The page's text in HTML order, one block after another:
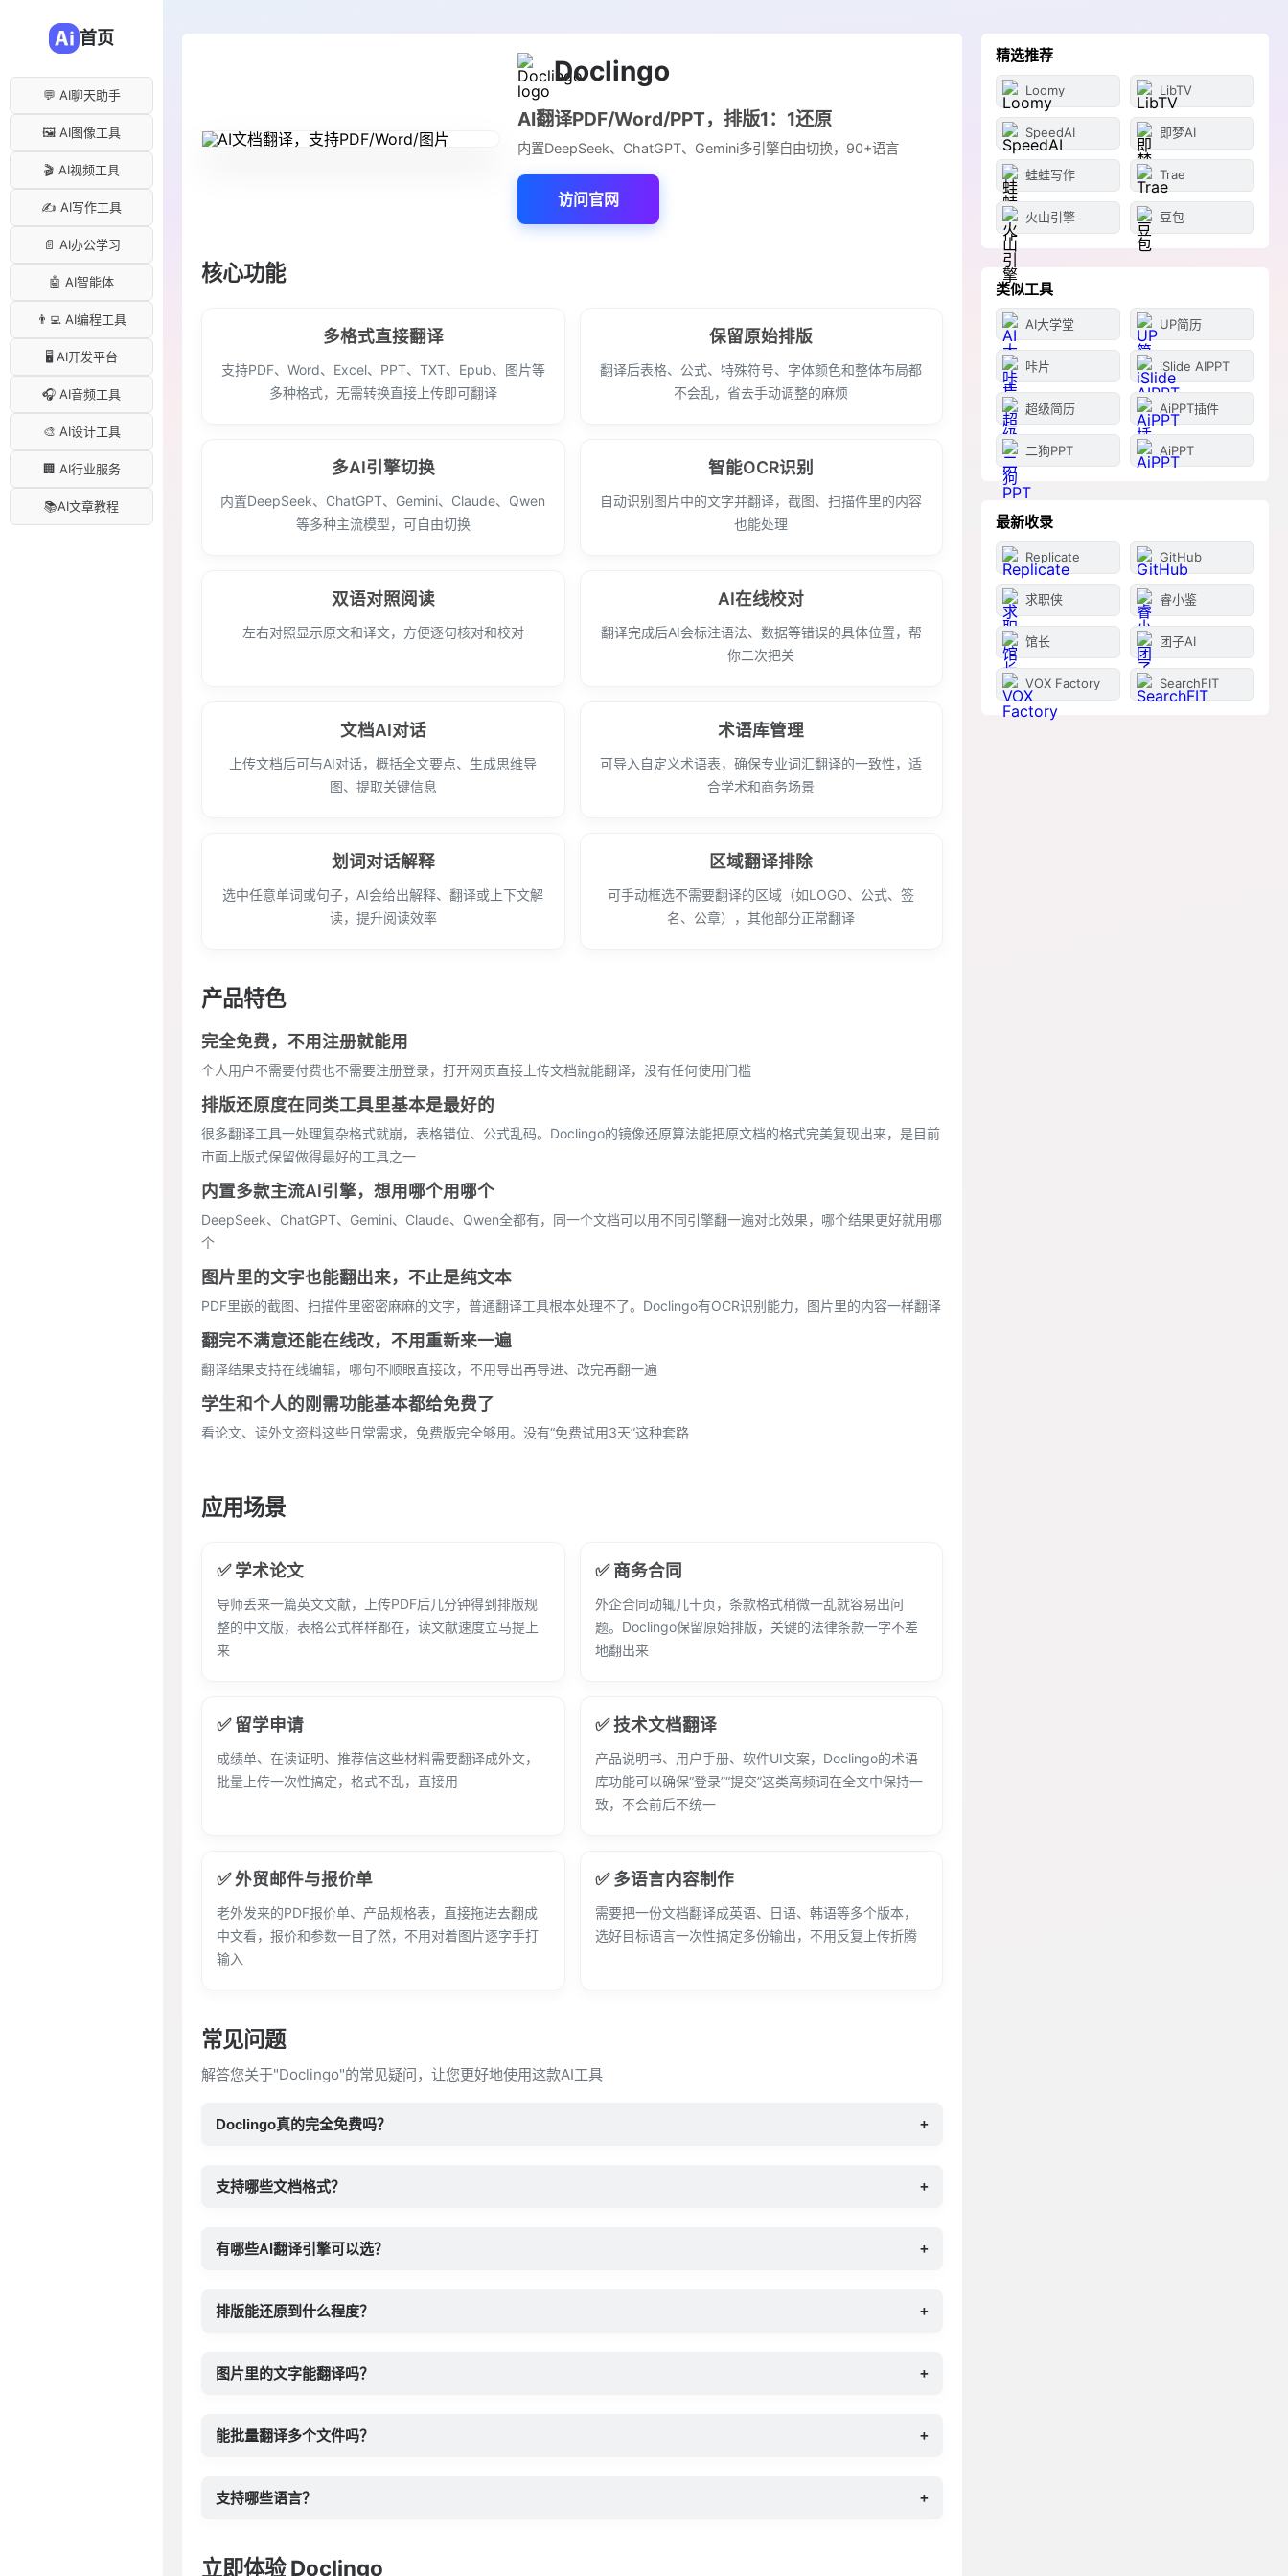
首页
💬 AI聊天助手
🖼️ AI图像工具
🎬 AI视频工具
✍️ AI写作工具
📄 AI办公学习
🤖 AI智能体
👨‍💻 AI编程工具
🖥️ AI开发平台
🎧 AI音频工具
🎨 AI设计工具
🏢 AI行业服务
📚AI文章教程
Doclingo
AI翻译PDF/Word/PPT，排版1：1还原
内置DeepSeek、ChatGPT、Gemini多引擎自由切换，90+语言
访问官网
核心功能
多格式直接翻译
支持PDF、Word、Excel、PPT、TXT、Epub、图片等
多种格式，无需转换直接上传即可翻译
保留原始排版
翻译后表格、公式、特殊符号、字体颜色和整体布局都
不会乱，省去手动调整的麻烦
多AI引擎切换
内置DeepSeek、ChatGPT、Gemini、Claude、Qwen
等多种主流模型，可自由切换
智能OCR识别
自动识别图片中的文字并翻译，截图、扫描件里的内容
也能处理
双语对照阅读
左右对照显示原文和译文，方便逐句核对和校对
AI在线校对
翻译完成后AI会标注语法、数据等错误的具体位置，帮
你二次把关
文档AI对话
上传文档后可与AI对话，概括全文要点、生成思维导
图、提取关键信息
术语库管理
可导入自定义术语表，确保专业词汇翻译的一致性，适
合学术和商务场景
划词对话解释
选中任意单词或句子，AI会给出解释、翻译或上下文解
读，提升阅读效率
区域翻译排除
可手动框选不需要翻译的区域（如LOGO、公式、签
名、公章），其他部分正常翻译
产品特色
完全免费，不用注册就能用
个人用户不需要付费也不需要注册登录，打开网页直接上传文档就能翻译，没有任何使用门槛
排版还原度在同类工具里基本是最好的
很多翻译工具一处理复杂格式就崩，表格错位、公式乱码。Doclingo的镜像还原算法能把原文档的格式完美复现出来，是目前
市面上版式保留做得最好的工具之一
内置多款主流AI引擎，想用哪个用哪个
DeepSeek、ChatGPT、Gemini、Claude、Qwen全都有，同一个文档可以用不同引擎翻一遍对比效果，哪个结果更好就用哪
个
图片里的文字也能翻出来，不止是纯文本
PDF里嵌的截图、扫描件里密密麻麻的文字，普通翻译工具根本处理不了。Doclingo有OCR识别能力，图片里的内容一样翻译
翻完不满意还能在线改，不用重新来一遍
翻译结果支持在线编辑，哪句不顺眼直接改，不用导出再导进、改完再翻一遍
学生和个人的刚需功能基本都给免费了
看论文、读外文资料这些日常需求，免费版完全够用。没有“免费试用3天”这种套路
应用场景
✅ 学术论文
导师丢来一篇英文文献，上传PDF后几分钟得到排版规
整的中文版，表格公式样样都在，读文献速度立马提上
来
✅ 商务合同
外企合同动辄几十页，条款格式稍微一乱就容易出问
题。Doclingo保留原始排版，关键的法律条款一字不差
地翻出来
✅ 留学申请
成绩单、在读证明、推荐信这些材料需要翻译成外文，
批量上传一次性搞定，格式不乱，直接用
✅ 技术文档翻译
产品说明书、用户手册、软件UI文案，Doclingo的术语
库功能可以确保“登录”“提交”这类高频词在全文中保持一
致，不会前后不统一
✅ 外贸邮件与报价单
老外发来的PDF报价单、产品规格表，直接拖进去翻成
中文看，报价和参数一目了然，不用对着图片逐字手打
输入
✅ 多语言内容制作
需要把一份文档翻译成英语、日语、韩语等多个版本，
选好目标语言一次性搞定多份输出，不用反复上传折腾
常见问题
解答您关于"Doclingo"的常见疑问，让您更好地使用这款AI工具
Doclingo真的完全免费吗？ +
支持哪些文档格式？ +
有哪些AI翻译引擎可以选？ +
排版能还原到什么程度？ +
图片里的文字能翻译吗？ +
能批量翻译多个文件吗？ +
支持哪些语言？ +
立即体验 Doclingo
精选推荐
Loomy LibTV
SpeedAI 即梦AI
蛙蛙写作 Trae
火山引擎 豆包
类似工具
AI大学堂 UP简历
咔片 iSlide AIPPT
超级简历 AiPPT插件
二狗PPT AiPPT
最新收录
Replicate GitHub
求职侠 睿小鉴
馆长 团子AI
VOX Factory SearchFIT